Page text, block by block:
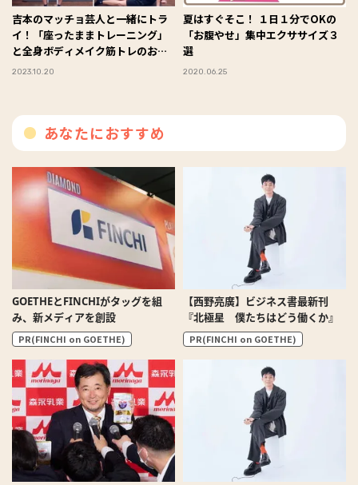
吉本のマッチョ芸人と一緒にトラ
イ！「座ったままトレーニング」
と全身ボディメイク筋トレのおさ
らい♪
2023.10.20
夏はすぐそこ！ １日１分でOKの
「お腹やせ」集中エクササイズ３
選
2020.06.25
あなたにおすすめ
GOETHEとFINCHIがタッグを組
み、新メディアを創設
PR(FINCHI on GOETHE)
【西野亮廣】ビジネス書最新刊
『北極星 僕たちはどう働くか』
PR(FINCHI on GOETHE)